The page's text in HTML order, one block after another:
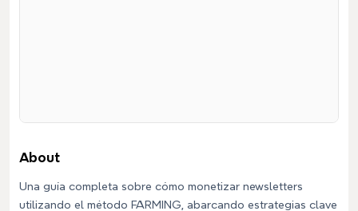
About
Una guía completa sobre cómo monetizar newsletters
utilizando el método FARMING, abarcando estrategias clave